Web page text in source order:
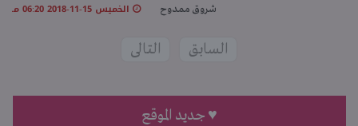
شروق ممدوح الخميس 15-11-2018 06:20 مـ
السابق التالى
♥ جديد الموقع